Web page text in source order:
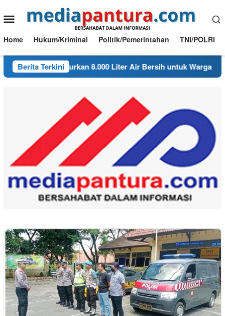
ke
Menu
Mobile
Home Hukum/Kriminal Politik/Pemerintahan TNI/POLRI
Berita Terkini
Ngambon Salurkan 8.000 Liter Air Bersih untuk Warga Desa